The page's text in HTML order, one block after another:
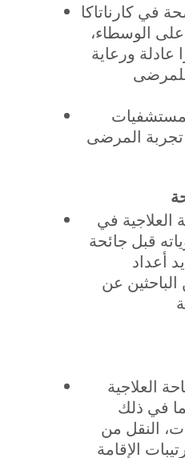
في كارناتاكا
الوسطاء،
ورعاية
العلاجية في
قبل جائحة
أعداد
عن
العلاجية
في ذلك
النقل من